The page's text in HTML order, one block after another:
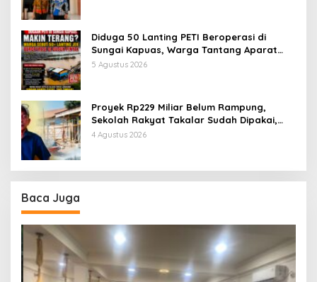
Diduga 50 Lanting PETI Beroperasi di
Sungai Kapuas, Warga Tantang Aparat
Bongkar Aktor di Balik Tambang Emas
5 Agustus 2026
Proyek Rp229 Miliar Belum Rampung,
Sekolah Rakyat Takalar Sudah Dipakai,
Dugaan Pembatasan Jurnalis Disorot
4 Agustus 2026
Baca Juga